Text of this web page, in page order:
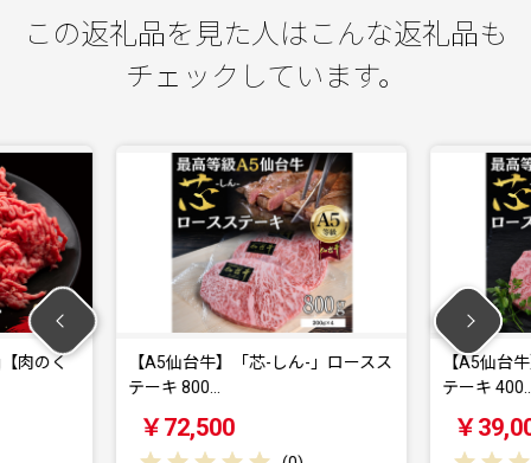
この返礼品を見た人はこんな返礼品も
チェックしています。
芯-しん-」ロースス
【A5仙台牛】「芯-しん-」ロースス
テーキ 400…
￥39,000